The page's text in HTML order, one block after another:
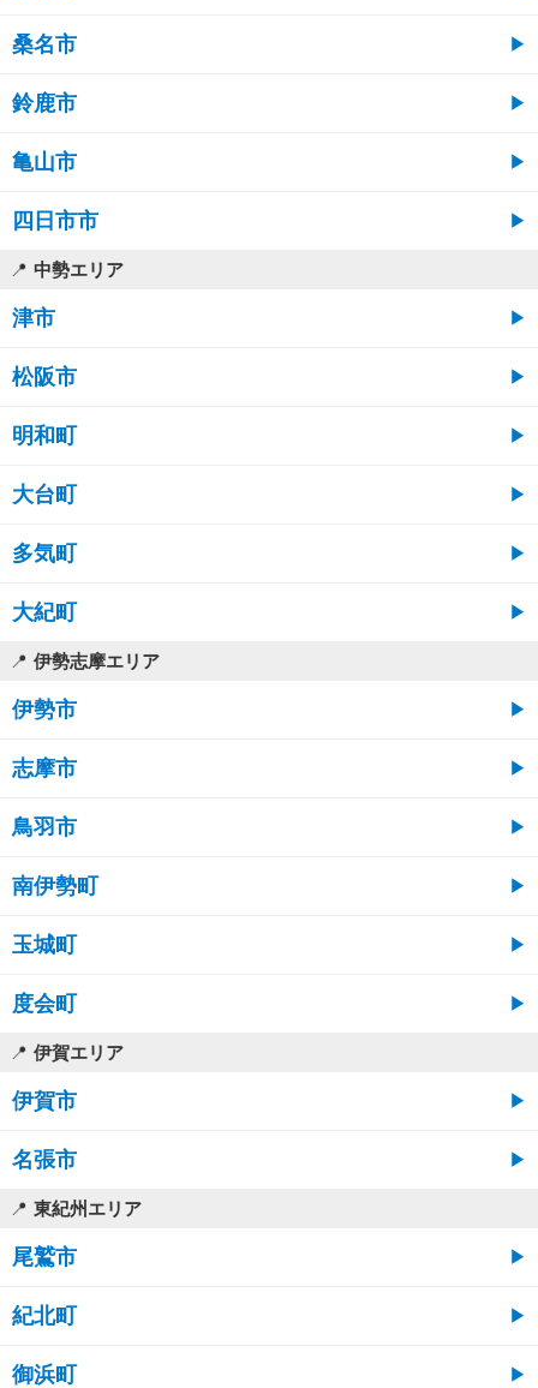
桑名市
鈴鹿市
亀山市
四日市市
中勢エリア
津市
松阪市
明和町
大台町
多気町
大紀町
伊勢志摩エリア
伊勢市
志摩市
鳥羽市
南伊勢町
玉城町
度会町
伊賀エリア
伊賀市
名張市
東紀州エリア
尾鷲市
紀北町
御浜町